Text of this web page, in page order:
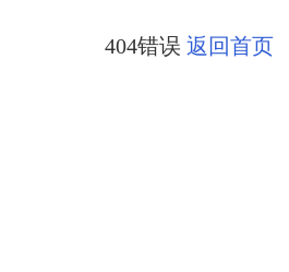
404错误 返回首页